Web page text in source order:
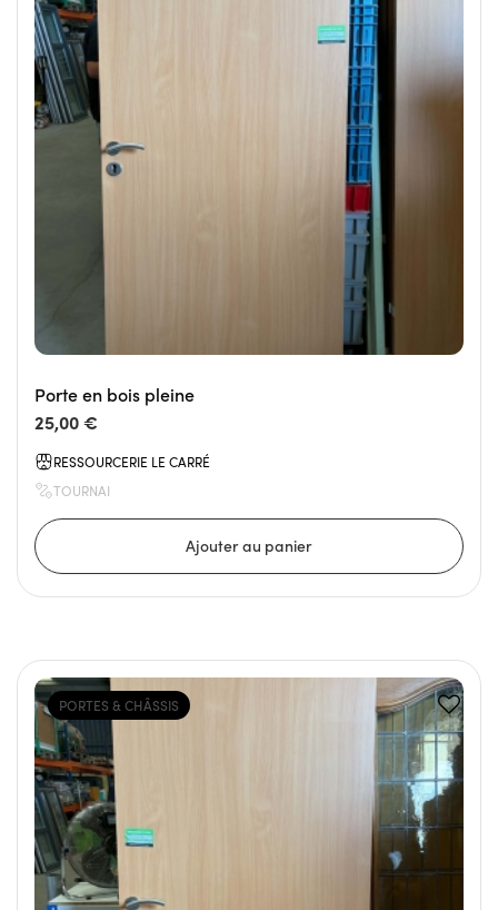
Porte en bois pleine
25,00 €
RESSOURCERIE LE CARRÉ
TOURNAI
PORTES & CHÂSSIS